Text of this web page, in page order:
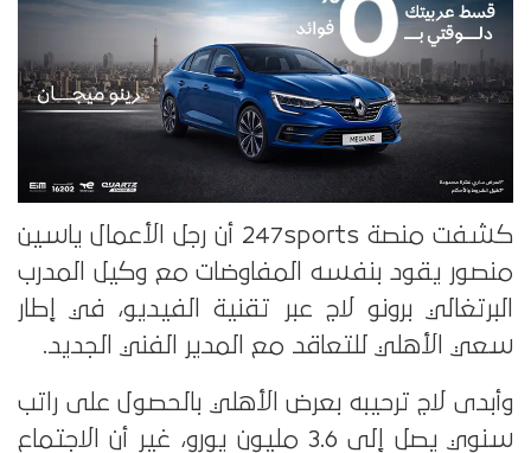
كشفت منصة 247sports أن رجل الأعمال ياسين
منصور يقود بنفسه المفاوضات مع وكيل المدرب
البرتغالي برونو لاج عبر تقنية الفيديو، في إطار
سعي الأهلي للتعاقد مع المدير الفني الجديد.
وأبدى لاج ترحيبه بعرض الأهلي بالحصول على راتب
سنوي يصل إلى 3.6 مليون يورو، غير أن الاجتماع